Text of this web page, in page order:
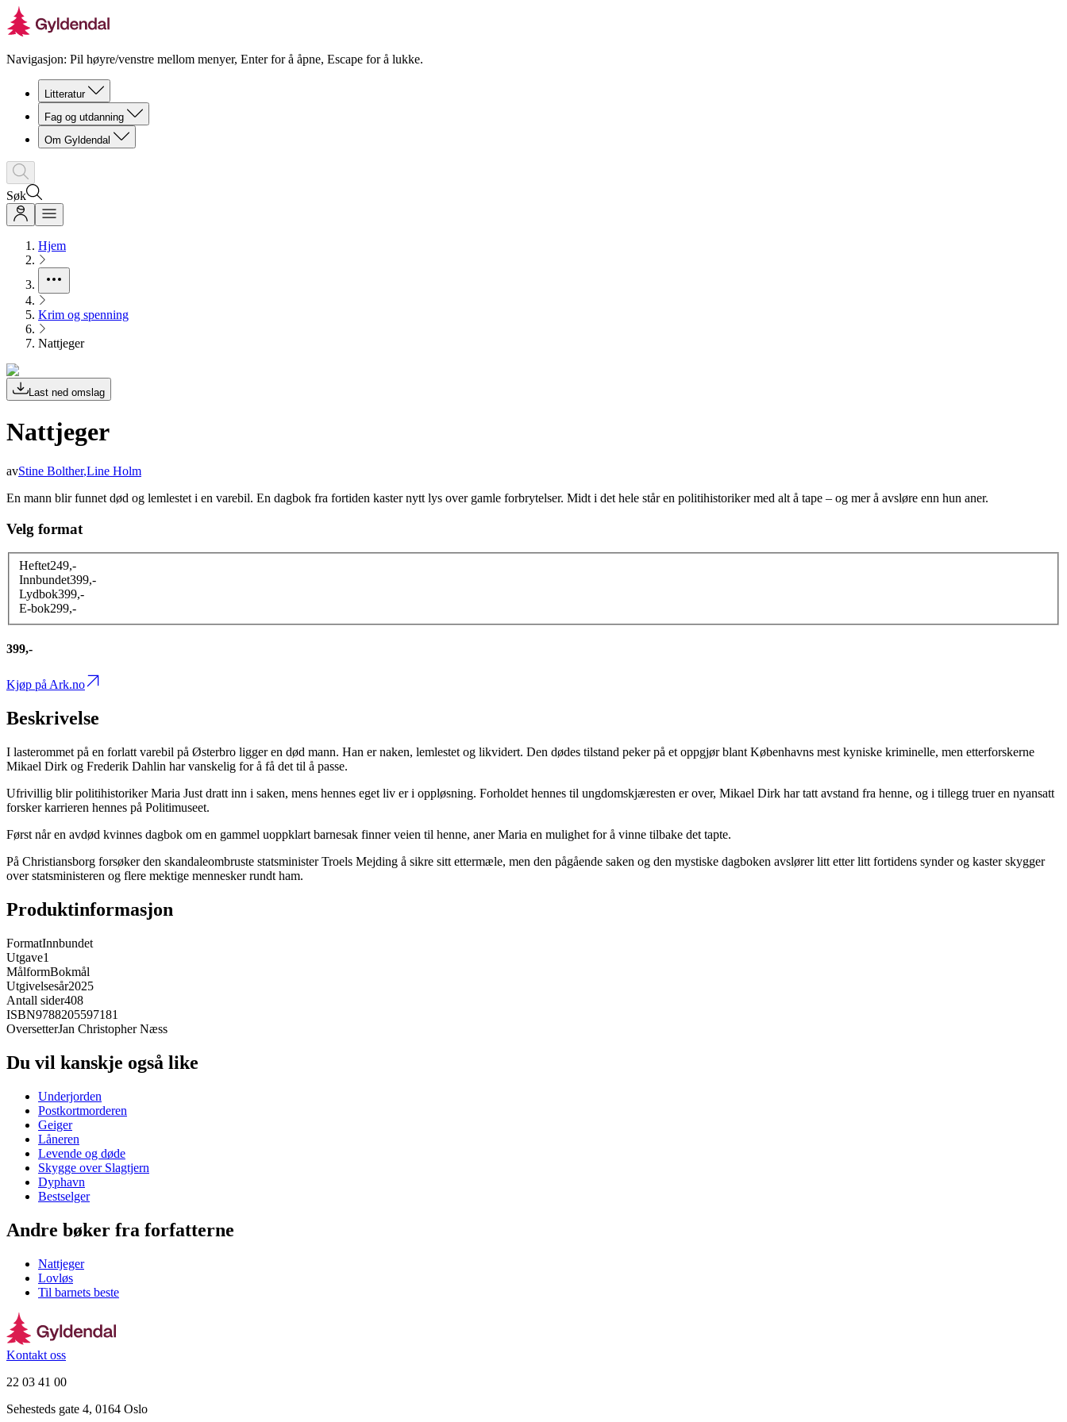
Navigasjon: Pil høyre/venstre mellom menyer, Enter for å åpne, Escape for å lukke.
Litteratur
Fag og utdanning
Om Gyldendal
Søk
Hjem
Krim og spenning
Nattjeger
Last ned omslag
Nattjeger
avStine Bolther,Line Holm
En mann blir funnet død og lemlestet i en varebil. En dagbok fra fortiden kaster nytt lys over gamle forbrytelser. Midt i det hele står en politihistoriker med alt å tape – og mer å avsløre enn hun aner.
Velg format
Heftet249,-
Innbundet399,-
Lydbok399,-
E-bok299,-
399,-
Kjøp på Ark.no
Beskrivelse
I lasterommet på en forlatt varebil på Østerbro ligger en død mann. Han er naken, lemlestet og likvidert. Den dødes tilstand peker på et oppgjør blant Københavns mest kyniske kriminelle, men etterforskerne
Mikael Dirk og Frederik Dahlin har vanskelig for å få det til å passe.
Ufrivillig blir politihistoriker Maria Just dratt inn i saken, mens hennes eget liv er i oppløsning. Forholdet hennes til ungdomskjæresten er over, Mikael Dirk har tatt avstand fra henne, og i tillegg truer en nyansatt
forsker karrieren hennes på Politimuseet.
Først når en avdød kvinnes dagbok om en gammel uoppklart barnesak finner veien til henne, aner Maria en mulighet for å vinne tilbake det tapte.
På Christiansborg forsøker den skandaleombruste statsminister Troels Mejding å sikre sitt ettermæle, men den pågående saken og den mystiske dagboken avslører litt etter litt fortidens synder og kaster skygger
over statsministeren og flere mektige mennesker rundt ham.
Produktinformasjon
FormatInnbundet
Utgave1
MålformBokmål
Utgivelsesår2025
Antall sider408
ISBN9788205597181
OversetterJan Christopher Næss
Du vil kanskje også like
Underjorden
Postkortmorderen
Geiger
Låneren
Levende og døde
Skygge over Slagtjern
Dyphavn
Bestselger
Andre bøker fra forfatterne
Nattjeger
Lovløs
Til barnets beste
Kontakt oss
22 03 41 00
Sehesteds gate 4, 0164 Oslo